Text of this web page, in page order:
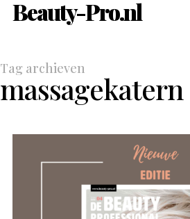
Beauty-Pro.nl
Tag archieven
massagekatern